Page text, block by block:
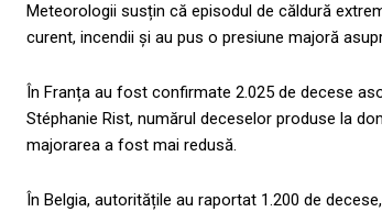
Meteorologii susțin că episodul de căldură
curent, incendii și au pus o presiune majoră
În Franța au fost confirmate 2.025 de decese
Stéphanie Rist, numărul deceselor produse la
majorarea a fost mai redusă.
În Belgia, autoritățile au raportat 1.200 de